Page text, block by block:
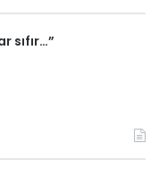
sıfır…”